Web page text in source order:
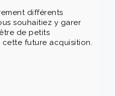
différents
souhaitiez y garer
de petits
cette future acquisition.